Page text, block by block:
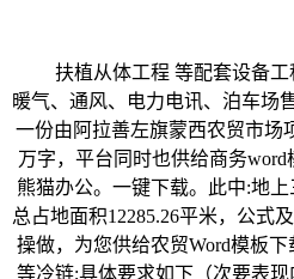
扶植从体工程 等配套设备工
暖气、通风、电力电讯、泊车场
一份由阿拉善左旗蒙西农贸市场
万字，平台同时也供给商务
熊猫办公。一键下载。此中:地
总占地面积12285.26平米，公式
操做，为您供给农贸Word模板
等冷链;具体要求如下（次要表